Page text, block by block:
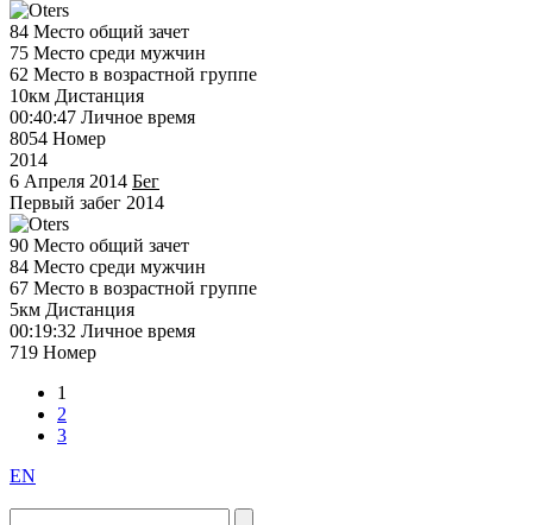
84 Место общий зачет
75 Место среди мужчин
62 Место в возрастной группе
10км Дистанция
00:40:47 Личное время
8054 Номер
2014
6 Апреля 2014 Бег
Первый забег 2014
90 Место общий зачет
84 Место среди мужчин
67 Место в возрастной группе
5км Дистанция
00:19:32 Личное время
719 Номер
1
2
3
EN